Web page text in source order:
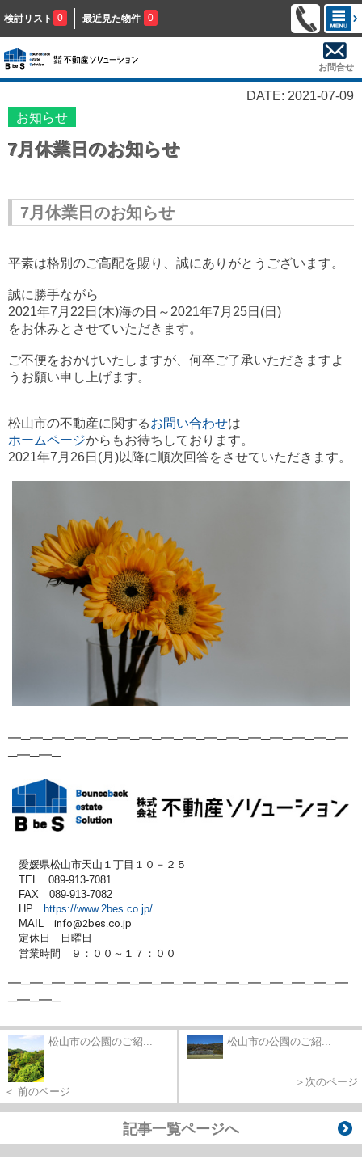
検討リスト 0 最近見た物件 0
お問合せ
DATE: 2021-07-09
お知らせ
7月休業日のお知らせ
7月休業日のお知らせ
平素は格別のご高配を賜り、誠にありがとうございます。
誠に勝手ながら
2021年7月22日(木)海の日～2021年7月25日(日)
をお休みとさせていただきます。
ご不便をおかけいたしま すが、何卒ご了承いただきますよ
うお願い申し上げます。
松山市の不動産に関するお問い合わせは
ホームページからもお待ちしております。
2021年7月26日(月)以降に順次回答をさせていただきます。
━─━─━─━─━─━─━─━─━─━─━─━─━─━─━─━
─━─━─
愛媛県松山市天山１丁目１０－２５
TEL 089-913-7081
FAX 089-913-7082
HP https://www.2bes.co.jp/
MAIL info@2bes.co.jp
定休日 日曜日
営業時間 ９：００～１７：００
━─━─━─━─━─━─━─━─━─━─━─━─━─━─━─━
─━─━─
松山市の公園のご紹...
＜ 前のページ
松山市の公園のご紹...
＞次のページ
記事一覧ページへ